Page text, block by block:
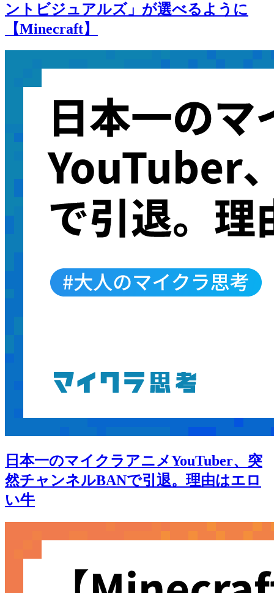
ントビジュアルズ」が選べるように
【Minecraft】
日本一のマイクラアニメYouTuber、突
然チャンネルBANで引退。理由はエロ
い牛